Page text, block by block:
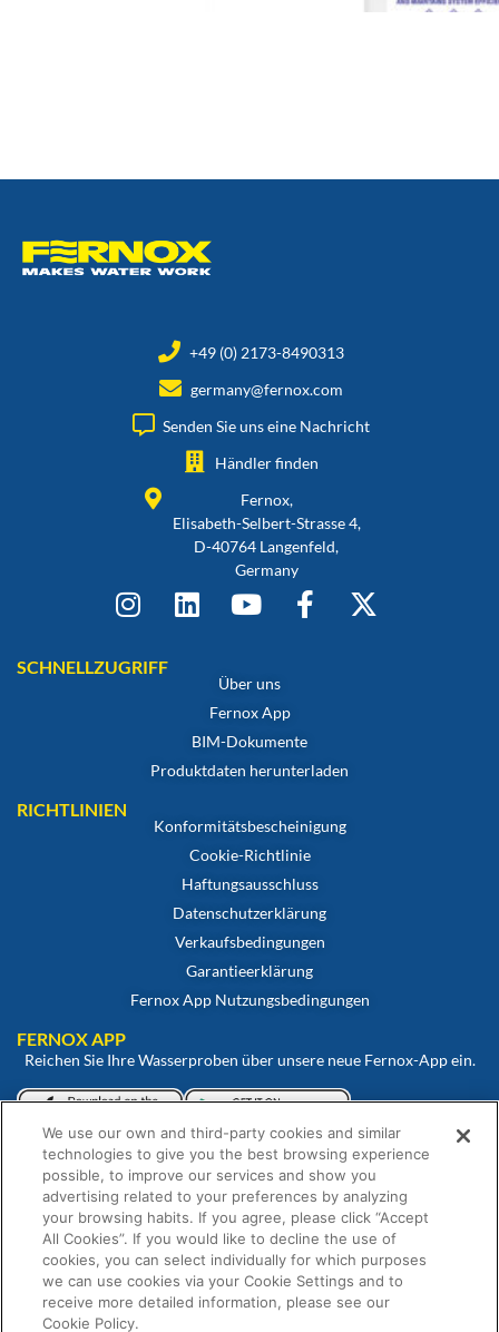
+49 (0) 2173-8490313
germany@fernox.com
Senden Sie uns eine Nachricht
Händler finden
Fernox,
Elisabeth-Selbert-Strasse 4,
D-40764 Langenfeld,
Germany
SCHNELLZUGRIFF
Über uns
Fernox App
BIM-Dokumente
Produktdaten herunterladen
RICHTLINIEN
Konformitätsbescheinigung
Cookie-Richtlinie
Haftungsausschluss
Datenschutzerklärung
Verkaufsbedingungen
Garantieerklärung
Fernox App Nutzungsbedingungen
FERNOX APP
Reichen Sie Ihre Wasserproben über unsere neue Fernox-App ein.
Betrachten und überwachen Sie Ihre Proben über unser Fernox-
Webportal.
We use our own and third-party cookies and similar
technologies to give you the best browsing experience
possible, to improve our services and show you
advertising related to your preferences by analyzing
your browsing habits. If you agree, please click “Accept
All Cookies”. If you would like to decline the use of
cookies, you can select individually for which purposes
we can use cookies via your Cookie Settings and to
receive more detailed information, please see our
Cookie Policy.